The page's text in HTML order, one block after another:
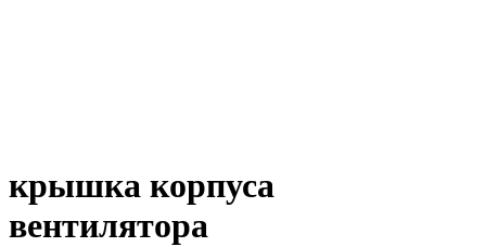
крышка корпуса
вентилятора